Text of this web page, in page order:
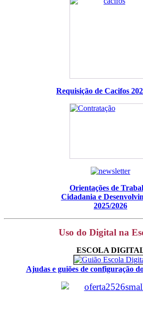
Requisição de Cacifos
Orientações de
Cidadania e
2025/2026
Uso do Digital na
ESCOLA
Ajudas e guiões de configuração